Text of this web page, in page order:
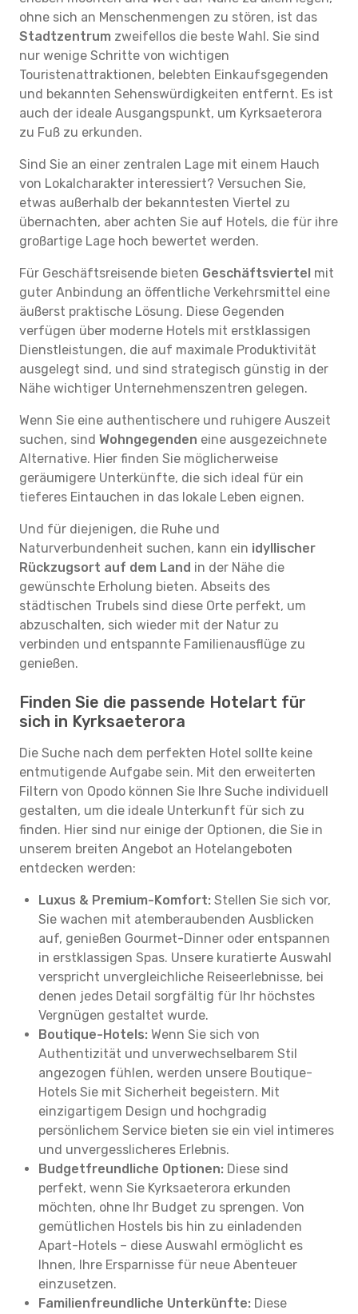
ohne sich an Menschenmengen zu stören, ist das
Stadtzentrum zweifellos die beste Wahl. Sie sind
nur wenige Schritte von wichtigen
Touristenattraktionen, belebten Einkaufsgegenden
und bekannten Sehenswürdigkeiten entfernt. Es ist
auch der ideale Ausgangspunkt, um Kyrksaeterora
zu Fuß zu erkunden.
Sind Sie an einer zentralen Lage mit einem Hauch
von Lokalcharakter interessiert? Versuchen Sie,
etwas außerhalb der bekanntesten Viertel zu
übernachten, aber achten Sie auf Hotels, die für ihre
großartige Lage hoch bewertet werden.
Für Geschäftsreisende bieten Geschäftsviertel mit
guter Anbindung an öffentliche Verkehrsmittel eine
äußerst praktische Lösung. Diese Gegenden
verfügen über moderne Hotels mit erstklassigen
Dienstleistungen, die auf maximale Produktivität
ausgelegt sind, und sind strategisch günstig in der
Nähe wichtiger Unternehmenszentren gelegen.
Wenn Sie eine authentischere und ruhigere Auszeit
suchen, sind Wohngegenden eine ausgezeichnete
Alternative. Hier finden Sie möglicherweise
geräumigere Unterkünfte, die sich ideal für ein
tieferes Eintauchen in das lokale Leben eignen.
Und für diejenigen, die Ruhe und
Naturverbundenheit suchen, kann ein idyllischer
Rückzugsort auf dem Land in der Nähe die
gewünschte Erholung bieten. Abseits des
städtischen Trubels sind diese Orte perfekt, um
abzuschalten, sich wieder mit der Natur zu
verbinden und entspannte Familienausflüge zu
genießen.
Finden Sie die passende Hotelart für
sich in Kyrksaeterora
Die Suche nach dem perfekten Hotel sollte keine
entmutigende Aufgabe sein. Mit den erweiterten
Filtern von Opodo können Sie Ihre Suche individuell
gestalten, um die ideale Unterkunft für sich zu
finden. Hier sind nur einige der Optionen, die Sie in
unserem breiten Angebot an Hotelangeboten
entdecken werden:
Luxus & Premium-Komfort: Stellen Sie sich vor,
Sie wachen mit atemberaubenden Ausblicken
auf, genießen Gourmet-Dinner oder entspannen
in erstklassigen Spas. Unsere kuratierte Auswahl
verspricht unvergleichliche Reiseerlebnisse, bei
denen jedes Detail sorgfältig für Ihr höchstes
Vergnügen gestaltet wurde.
Boutique-Hotels: Wenn Sie sich von
Authentizität und unverwechselbarem Stil
angezogen fühlen, werden unsere Boutique-
Hotels Sie mit Sicherheit begeistern. Mit
einzigartigem Design und hochgradig
persönlichem Service bieten sie ein viel intimeres
und unvergesslicheres Erlebnis.
Budgetfreundliche Optionen: Diese sind
perfekt, wenn Sie Kyrksaeterora erkunden
möchten, ohne Ihr Budget zu sprengen. Von
gemütlichen Hostels bis hin zu einladenden
Apart-Hotels – diese Auswahl ermöglicht es
Ihnen, Ihre Ersparnisse für neue Abenteuer
einzusetzen.
Familienfreundliche Unterkünfte: Diese